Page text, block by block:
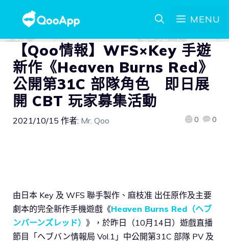
MENU
【Qoo情報】WFS×Key 手遊
新作《Heaven Burns Red》
公開第31C 部隊角色 即日展
開 CBT 玩家募集活動
2021/10/15 作者: Mr. Qoo 0 0
由日本 Key 及 WFS 聯手製作、麻枝准 出任原作及主要
劇本的完全新作手機遊戲《Heaven Burns Red（ヘブ
ンバーンズレッド） 》，於昨日（10月14日）遊戲直播
節目「ヘブバン情報局 Vol.1」中公開第31C 部隊 PV 及